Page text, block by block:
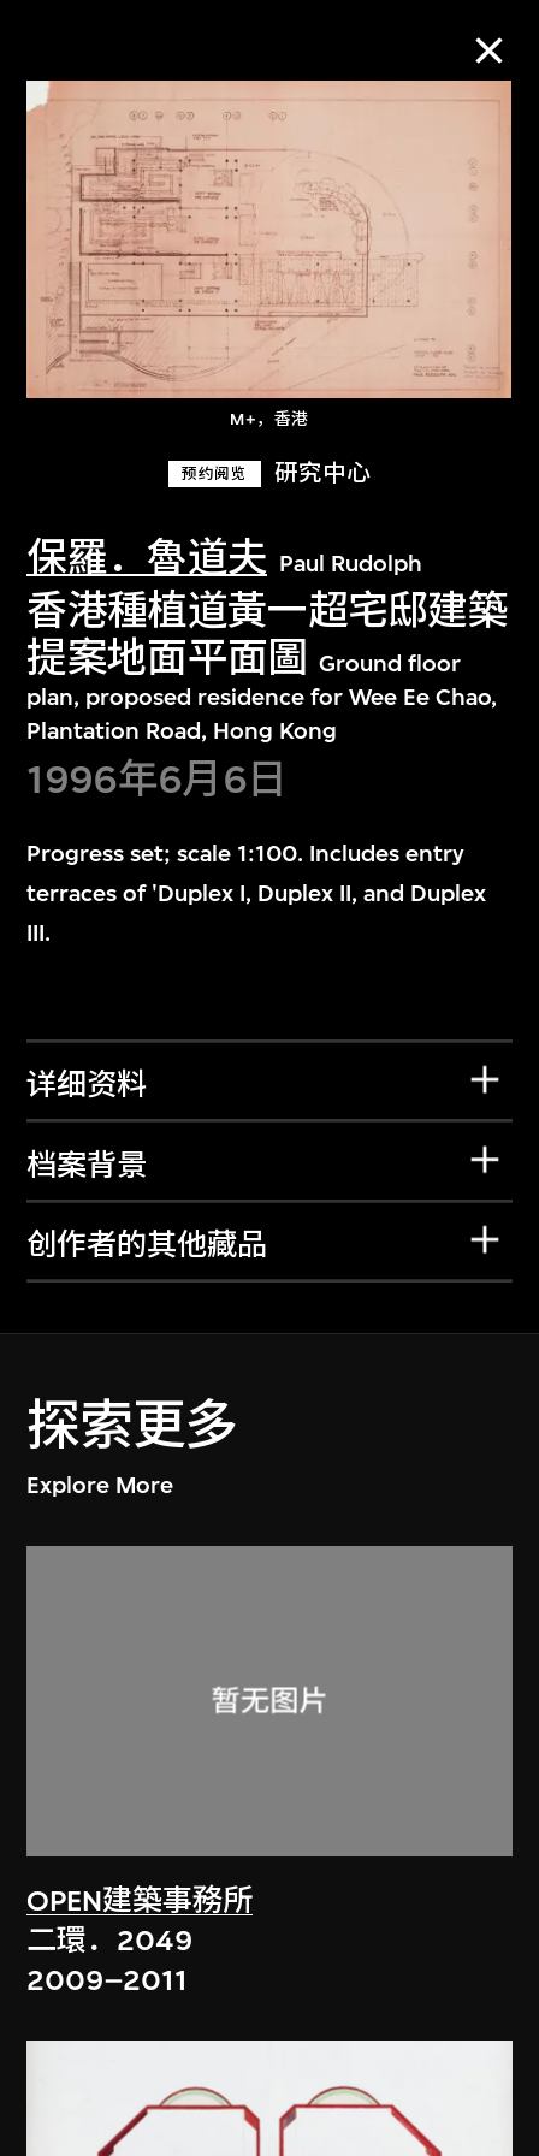
M+，香港
预约阅览 研究中心
保羅．魯道夫 Paul Rudolph
香港種植道黃一超宅邸建築
提案地面平面圖
Ground floor
plan, proposed residence for Wee Ee Chao,
Plantation Road, Hong Kong
1996年6月6日
Progress set; scale 1:100. Includes entry
terraces of 'Duplex I, Duplex II, and Duplex
III.
详细资料
档案背景
创作者的其他藏品
探索更多
Explore More
OPEN建築事務所
二環．2049
2009–2011
M+藏品
进一步筛选 搜索
关于M+藏品
文化藏品。